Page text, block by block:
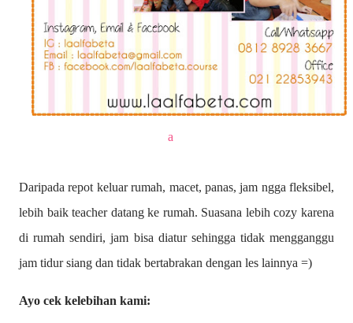
a
Daripada repot keluar rumah, macet, panas, jam ngga fleksibel,
lebih baik teacher datang ke rumah. Suasana lebih cozy karena
di rumah sendiri, jam bisa diatur sehingga tidak mengganggu
jam tidur siang dan tidak bertabrakan dengan les lainnya =)
Ayo cek kelebihan kami: